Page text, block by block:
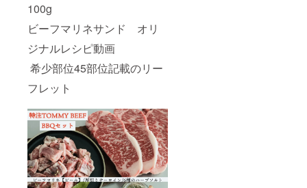
100g
ビーフマリネサンド オリ
ジナルレシピ動画
希少部位45部位記載のリー
フレット